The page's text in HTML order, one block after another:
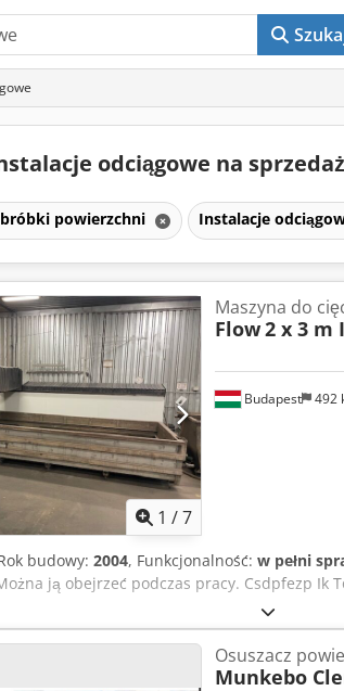
odciągowe na sprzedaż
powierzchni Instalacje
1 /7
Budapest 492
Maszyna do
Flow2 x 3 m
budowy: 2004, Funkcjonalność: w pełni
ją obejrzeć podczas pracy. Csdpfezp Ik
Osuszacz
Munkebo